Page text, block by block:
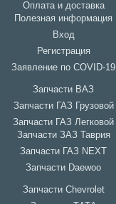
Оплата и доставка
Полезная информация
Вход
Регистрация
Заявление по COVID-19
Запчасти ВАЗ
Запчасти ГАЗ Грузовой
Запчасти ГАЗ Легковой
Запчасти ЗАЗ Таврия
Запчасти ГАЗ NEXT
Запчасти Daewoo
Запчасти Chevrolet